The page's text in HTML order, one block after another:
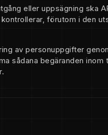
eller uppsägning ska
förutom i den
av personuppgifter
sådana begäranden